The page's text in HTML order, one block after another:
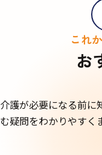
これ
お
介護が必要になる前に
む疑問をわかりやすく